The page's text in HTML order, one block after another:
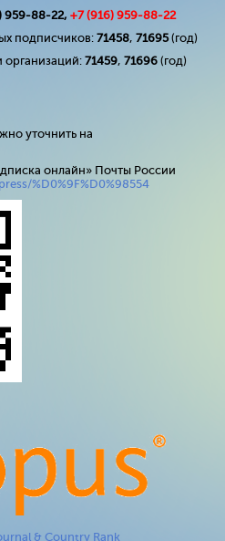
959-88-22, +7 (916) 959-88-22
подписчиков: 71458, 71695(год)
организаций: 71459, 71696 (год)
уточнить на
онлайн» Почты России
%D0%9F%D0%98554